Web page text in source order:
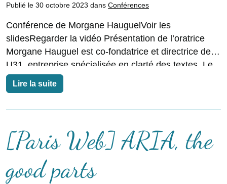
Publié le 30 octobre 2023 dans Conférences
Conférence de Morgane HauguelVoir les
slidesRegarder la vidéo Présentation de l’oratrice
Morgane Hauguel est co-fondatrice et directrice de
U31, entreprise spécialisée en clarté des textes. Le
Web c’est du «
Lire la suite
[Paris Web] ARIA, the
good parts